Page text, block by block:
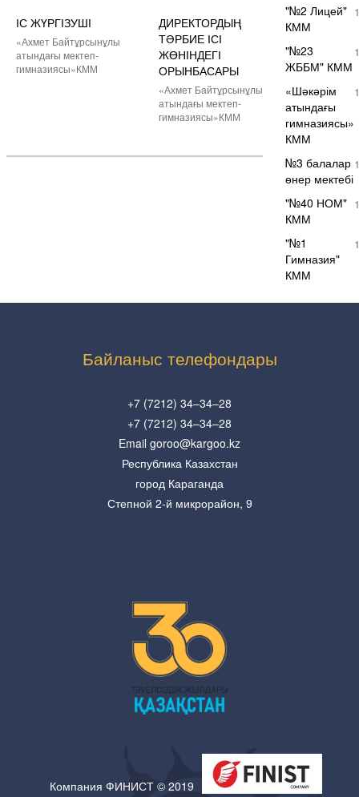
ІС ЖҮРГІЗУШІ
«Ахмет Байтұрсынұлы
атындағы мектеп-
гимназиясы»КММ
ДИРЕКТОРДЫҢ
ТӘРБИЕ ІСІ
ЖӨНІНДЕГІ
ОРЫНБАСАРЫ
«Ахмет Байтұрсынұлы
атындағы мектеп-
гимназиясы»КММ
"№2 Лицей"
КММ
"№23
ЖББМ" КММ
«Шәкәрім
атындағы
гимназиясы»
КММ
№3 балалар
өнер мектебі
"№40 НОМ"
КММ
"№1
Гимназия"
КММ
Байланыс телефондары
+7 (7212) 34–34–28
+7 (7212) 34–34–28
Email goroo@kargoo.kz
Республика Казахстан
город Караганда
Степной 2-й микрорайон, 9
Компания ФИНИСТ © 2019